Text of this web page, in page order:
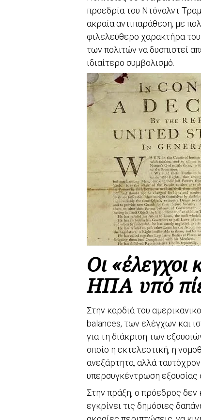
προεδρία του Ντόναλντ
ακραία αντιπαράθεση, με
φιλελεύθερο χαρακτήρα
των πολιτών να δυσπιστεί
ιδιαίτερο συμβολισμό.
Οι «έλεγχοι
ΗΠΑ υπό
Στην καρδιά του
balances, των ελέγχων και
για τη διάκριση των
οποίο η εκτελεστική, η
ανεξάρτητα, αλλά
υπερσυγκέντρωση
Στην πράξη, ο πρόεδρος δεν
εγκρίνει τις δημόσιες